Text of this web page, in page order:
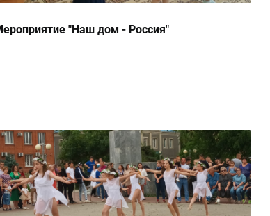
"Наш дом - Россия"